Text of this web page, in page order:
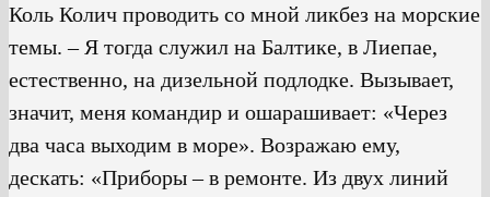
Коль Колич проводить со мной ликбез на морские
темы. – Я тогда служил на Балтике, в Лиепае,
естественно, на дизельной подлодке. Вызывает,
значит, меня командир и ошарашивает: «Через
два часа выходим в море». Возражаю ему,
дескать: «Приборы – в ремонте. Из двух линий